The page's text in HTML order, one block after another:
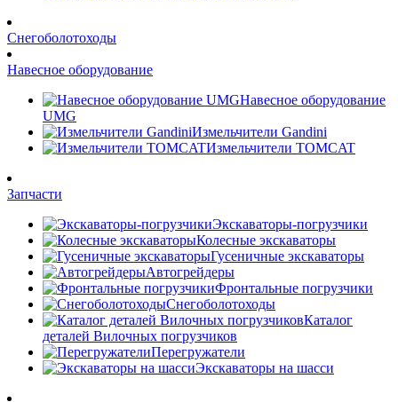
Снегоболотоходы
Навесное оборудование
Навесное оборудование
UMG
Измельчители Gandini
Измельчители TOMCAT
Запчасти
Экскаваторы-погрузчики
Колесные экскаваторы
Гусеничные экскаваторы
Автогрейдеры
Фронтальные погрузчики
Снегоболотоходы
Каталог
деталей Вилочных погрузчиков
Перегружатели
Экскаваторы на шасси